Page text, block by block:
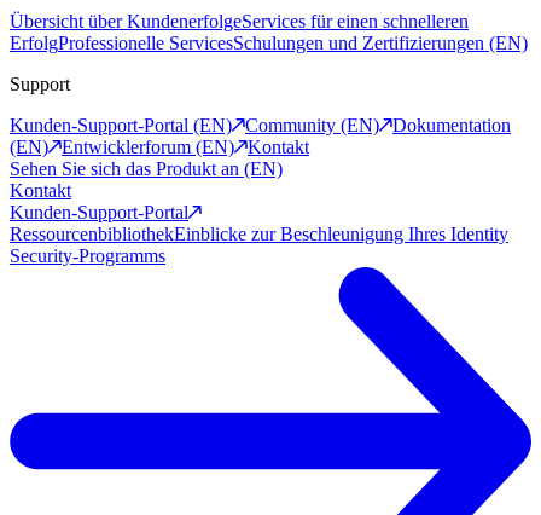
Übersicht über KundenerfolgeServices für einen schnelleren
ErfolgProfessionelle ServicesSchulungen und Zertifizierungen (EN)
Support
Kunden-Support-Portal (EN)
Community (EN)
Dokumentation
(EN)
Entwicklerforum (EN)
Kontakt
Sehen Sie sich das Produkt an (EN)
Kontakt
Kunden-Support-Portal
RessourcenbibliothekEinblicke zur Beschleunigung Ihres Identity
Security-Programms